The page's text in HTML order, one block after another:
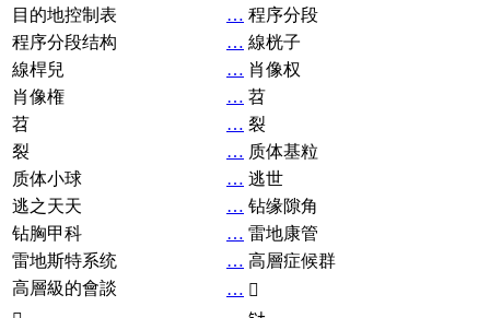
目的地控制表
… 程序分段
程序分段结构
… 線桄子
線桿兒
… 肖像权
肖像権
… 苕
苕
… 裂
裂
… 质体基粒
质体小球
… 逃世
逃之天天
… 钻缘隙角
钻胸甲科
… 雷地康管
雷地斯特系统
… 高層症候群
高層級的會談
… 𧘞